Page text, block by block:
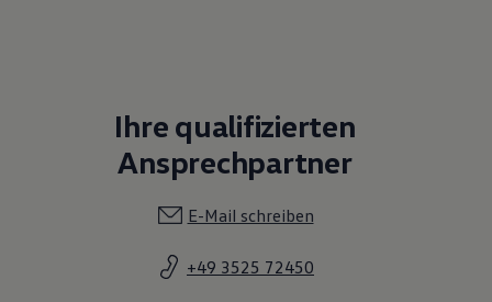
Ihre qualifizierten
Ansprechpartner
E-Mail schreiben
+49 3525 72450